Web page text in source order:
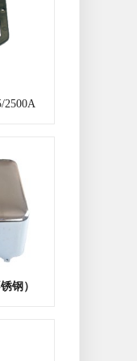
2500A
钢）